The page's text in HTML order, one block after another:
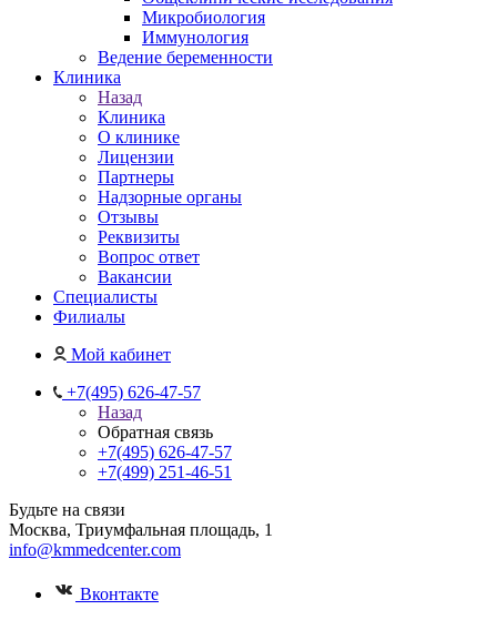
Микробиология
Иммунология
Ведение беременности
Клиника
Назад
Клиника
О клинике
Лицензии
Партнеры
Надзорные органы
Отзывы
Реквизиты
Вопрос ответ
Вакансии
Специалисты
Филиалы
Мой кабинет
+7(495) 626-47-57
Назад
Обратная связь
+7(495) 626-47-57
+7(499) 251-46-51
Будьте на связи
Москва, Триумфальная площадь, 1
info@kmmedcenter.com
Вконтакте